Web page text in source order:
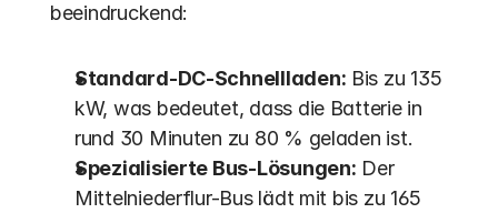
beeindruckend:
Standard-DC-Schnellladen: Bis zu 135
kW, was bedeutet, dass die Batterie in
rund 30 Minuten zu 80 % geladen ist.
Spezialisierte Bus-Lösungen: Der
Mittelniederflur-Bus lädt mit bis zu 165